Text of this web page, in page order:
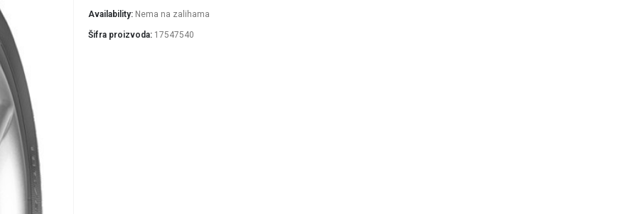
Availability: Nema na zalihama
Šifra proizvoda: 17547540